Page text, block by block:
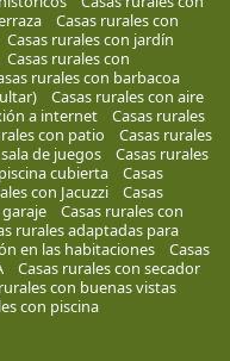
Casas rurales con
Casas rurales con jardín
Casas rurales con
rurales con barbacoa
Casas rurales con aire
a internet
Casas rurales
con patio
Casas rurales
de juegos
Casas rurales
cubierta
Casas
con Jacuzzi
Casas
Casas rurales con
rurales adaptadas para
en las habitaciones
Casas
Casas rurales con secador
con buenas vistas
con piscina